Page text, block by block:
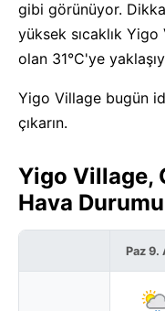
gibi görünüyor.
yüksek sıcaklık
olan 31°C'ye
Yigo Village bugün
çıkarın.
Yigo Village,
Hava
Paz 9.